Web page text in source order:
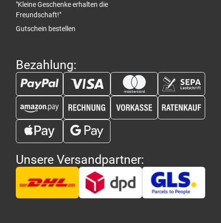
"Kleine Geschenke erhalten die
Freundschaft!"
Gutschein bestellen
Bezahlung:
Unsere Versandpartner: